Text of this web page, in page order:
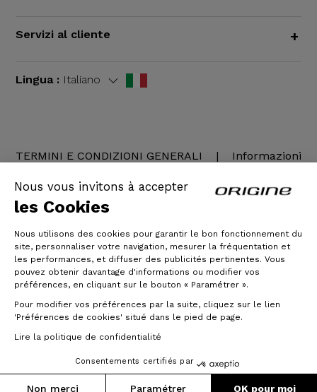
Nous vous invitons à accepter
les Cookies
Nous utilisons des cookies pour garantir le bon fonctionnement du
site, personnaliser votre navigation, mesurer la fréquentation et
les performances, et diffuser des publicités pertinentes. Vous
pouvez obtenir davantage d'informations ou modifier vos
préférences, en cliquant sur le bouton « Paramétrer ».
Pour modifier vos préférences par la suite, cliquez sur le lien
'Préférences de cookies' situé dans le pied de page.
Lire la politique de confidentialité
Consentements certifiés par
Non merci Paramétrer OK pour moi
Servizi al cliente +
Lingua : Italiano
TERMINI E CONDIZIONI GENERALI |
Informazioni
© Origine Cycles